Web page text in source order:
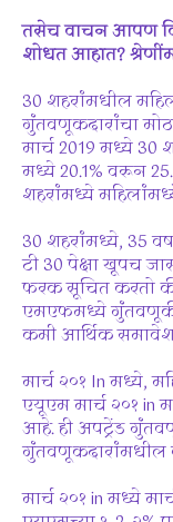
तसेच वाचन आपण
शोधत आहात?
30 शहरांमधील
गुंतवणूकदारांचा
मार्च 2019 मध्ये 30
मध्ये 20.1% वरून
शहरांमध्ये
30 शहरांमध्ये, 35
टी 30 पेक्षा खूपच
फरक सूचित करतो
एमएफमध्ये
कमी आर्थिक
मार्च २०१ In मध्ये,
एयूएम मार्च २०१ in
आहे. ही अपट्रेंड
गुंतवणूकदारांमधील
मार्च २०१ in मध्ये